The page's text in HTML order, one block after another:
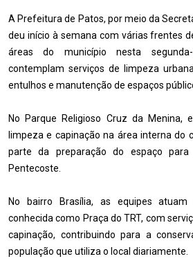
A Prefeitura de Patos, por meio da
deu início à semana com várias frentes
áreas do município nesta
contemplam serviços de limpeza
entulhos e manutenção de espaços
No Parque Religioso Cruz da Menina,
limpeza e capinação na área interna do
parte da preparação do espaço
Pentecoste.
No bairro Brasília, as equipes
conhecida como Praça do TRT, com
capinação, contribuindo para a
população que utiliza o local diariamente.